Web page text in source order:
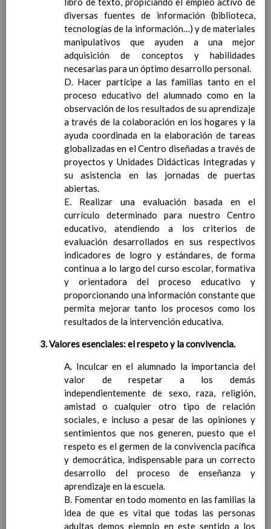
las competencias clave
ConcreciÃ³n curricular
para la etapa. Perfiles de
Ã¡rea y de
competencias
En revisiÃ³n
Ãrea de EducaciÃ³n para la
CiudadanÃ­a y los Derechos
Humanos
Objetivos del Ã¡rea
ContribuciÃ³n del Ã¡rea a
las competencias clave
ConcreciÃ³n curricular
para la etapa. Perfiles de
competencias
En revisiÃ³n
Ãrea de Cultura y PrÃ¡ctica
Digital
Elab/10/06/2016
Objetivos del
Ã¡rea
Elab/10/06/2016
ContribuciÃ³n del Ã¡rea a
las competencias
clave
Elab/10/06/2016
ConcreciÃ³n curricular
para la etapa. Perfiles de
competencias
En revisiÃ³n
Ãrea de Valores Sociales y CÃ­
Objetivos del Ã¡rea
ContribuciÃ³n del Ã¡rea a
las competencias clave
ConcreciÃ³n curricular
para la etapa. Perfiles de
Ã¡rea y de
competencias
En revisiÃ³n
Ãrea de ReligiÃ³n CatÃ³lica
Objetivos del Ã¡rea
ContribuciÃ³n del Ã¡rea a
las competencias clave
diversas fuentes de información (biblioteca,
tecnologías de la información…) y de materiales
manipulativos que ayuden a una mejor
adquisición de conceptos y habilidades
necesarias para un óptimo desarrollo personal.
D. Hacer partícipe a las familias tanto en el
proceso educativo del alumnado como en la
observación de los resultados de su aprendizaje
a través de la colaboración en los hogares y la
ayuda coordinada en la elaboración de tareas
globalizadas en el Centro diseñadas a través de
proyectos y Unidades Didácticas Integradas y
su asistencia en las jornadas de puertas
abiertas.
E. Realizar una evaluación basada en el
currículo determinado para nuestro Centro
educativo, atendiendo a los criterios de
evaluación desarrollados en sus respectivos
indicadores de logro y estándares, de forma
continua a lo largo del curso escolar, formativa
y orientadora del proceso educativo y
proporcionando una información constante que
permita mejorar tanto los procesos como los
resultados de la intervención educativa.
3. Valores esenciales: el respeto y la convivencia.
A. Inculcar en el alumnado la importancia del
valor de respetar a los demás
independientemente de sexo, raza, religión,
amistad o cualquier otro tipo de relación
sociales, e incluso a pesar de las opiniones y
sentimientos que nos generen, puesto que el
respeto es el germen de la convivencia pacífica
y democrática, indispensable para un correcto
desarrollo del proceso de enseñanza y
aprendizaje en la escuela.
B. Fomentar en todo momento en las familias la
idea de que es vital que todas las personas
adultas demos ejemplo en este sentido a los